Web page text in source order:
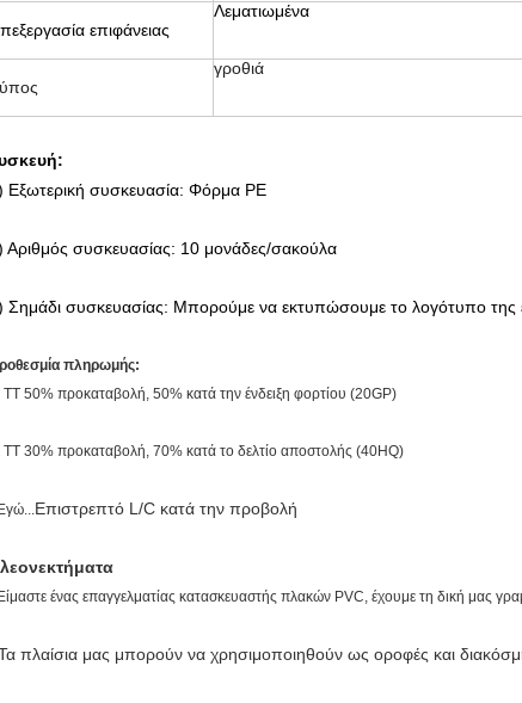
επιφάνειας
Λεματιωμένα
γροθιά
Εξωτερική συσκευασία: Φόρμα PE
Αριθμός συσκευασίας: 10 μονάδες/σακούλα
Σημάδι συσκευασίας: Μπορούμε να εκτυπώσουμε το λογότυπο της
πληρωμής:
ΤΤ 50% προκαταβολή, 50% κατά την ένδειξη φορτίου (20GP)
TT 30% προκαταβολή, 70% κατά το δελτίο αποστολής (40HQ)
Επιστρεπτό L/C κατά την προβολή
ένας επαγγελματίας κατασκευαστής πλακών PVC, έχουμε τη δική μας
πλαίσια μας μπορούν να χρησιμοποιηθούν ως οροφές και